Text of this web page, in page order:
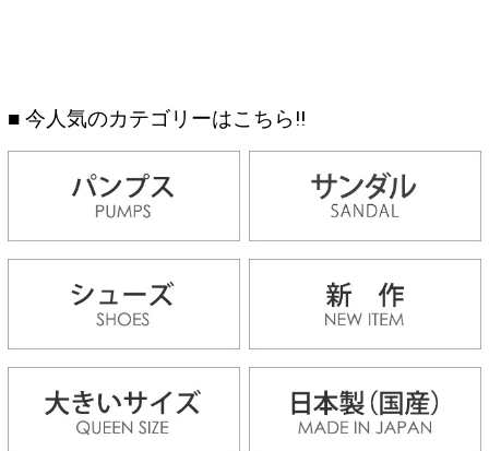
■ 今人気のカテゴリーはこちら!!